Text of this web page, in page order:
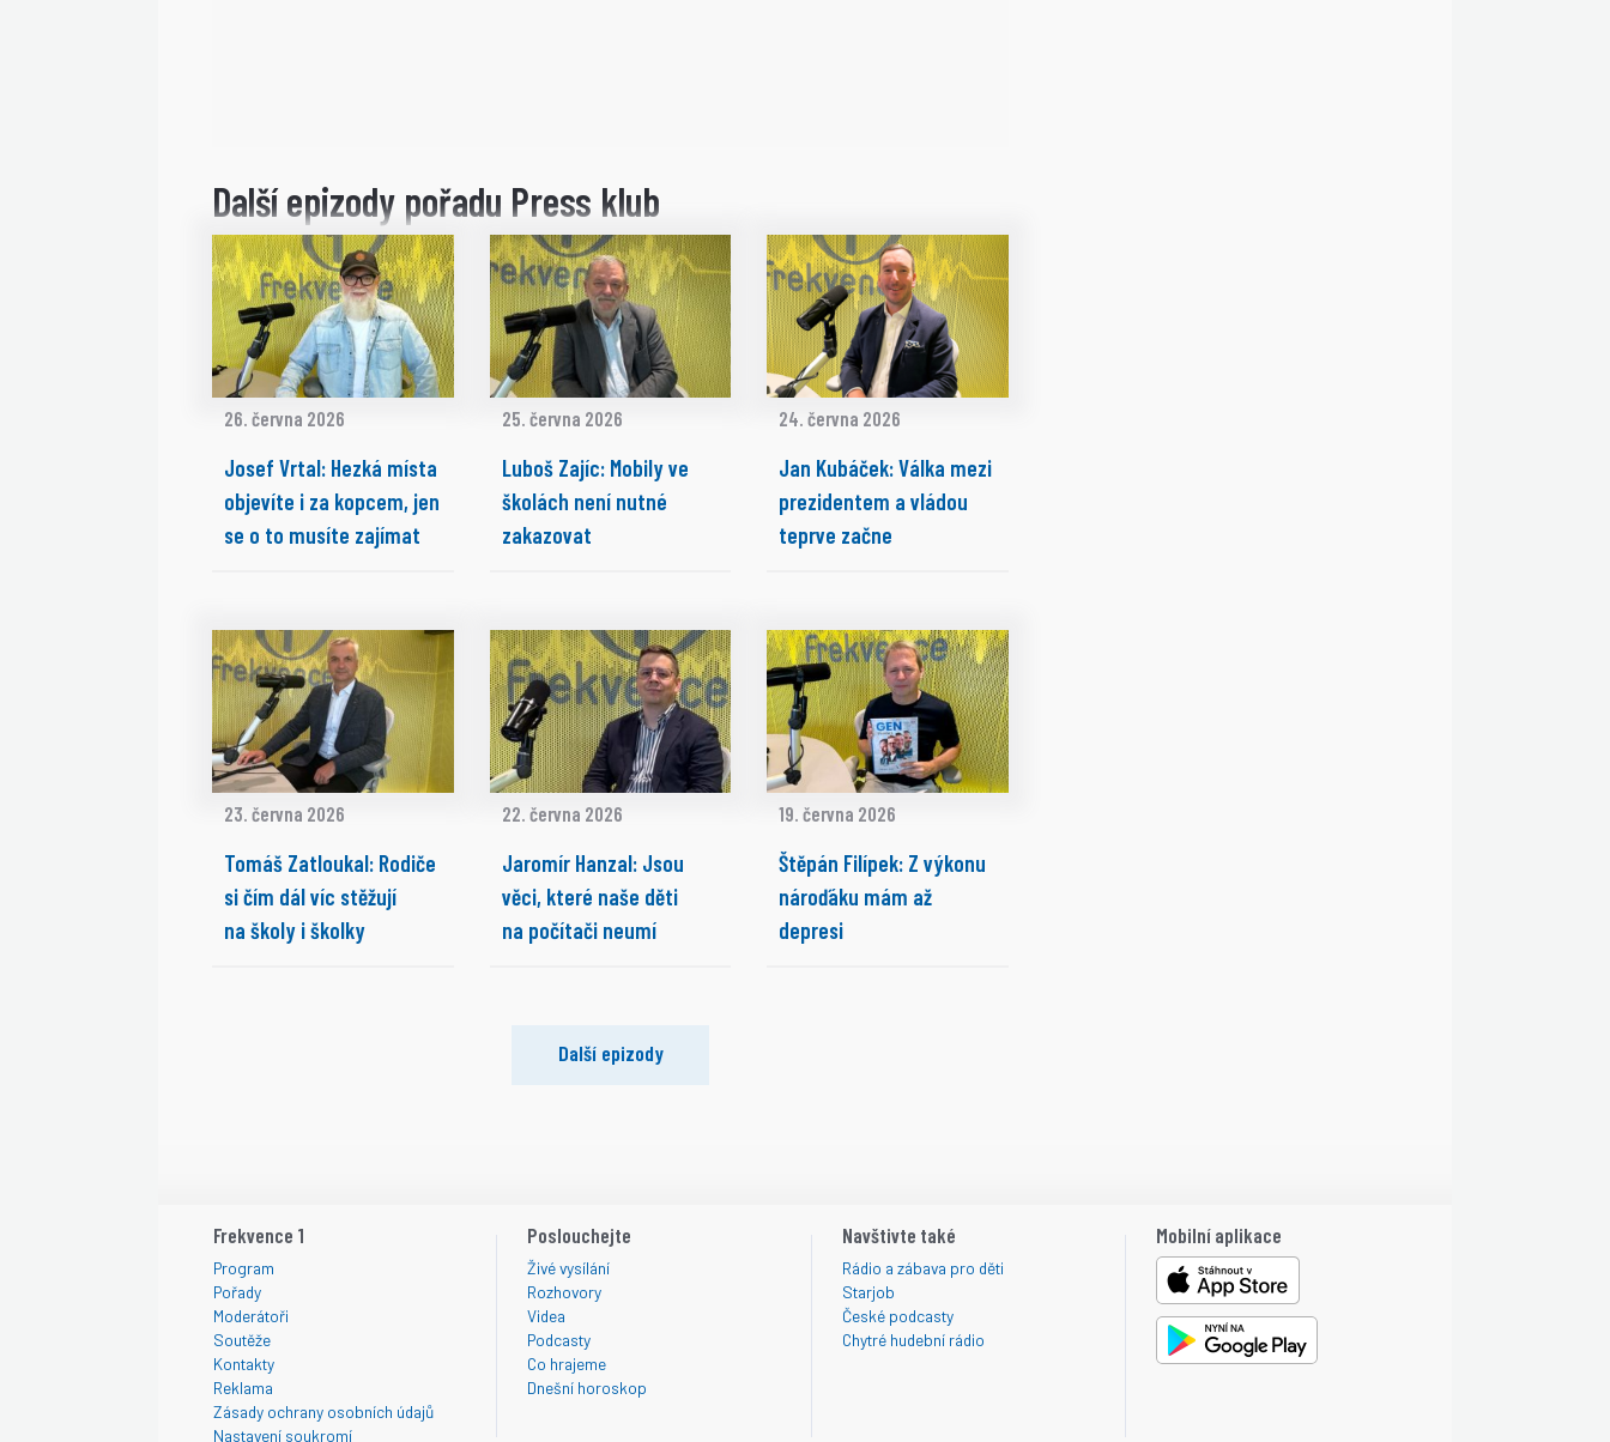
Další epizody pořadu Press klub
26. června 2026
Josef Vrtal: Hezká místa
objevíte i za kopcem, jen
se o to musíte zajímat
25. června 2026
Luboš Zajíc: Mobily ve
školách není nutné
zakazovat
24. června 2026
Jan Kubáček: Válka mezi
prezidentem a vládou
teprve začne
23. června 2026
Tomáš Zatloukal: Rodiče
si čím dál víc stěžují
na školy i školky
22. června 2026
Jaromír Hanzal: Jsou
věci, které naše děti
na počítači neumí
19. června 2026
Štěpán Filípek: Z výkonu
nároďáku mám až
depresi
Další epizody
Frekvence 1
Program
Pořady
Moderátoři
Soutěže
Kontakty
Reklama
Zásady ochrany osobních údajů
Nastavení soukromí
Poslouchejte
Živé vysílání
Rozhovory
Videa
Podcasty
Co hrajeme
Dnešní horoskop
Navštivte také
Rádio a zábava pro děti
Starjob
České podcasty
Chytré hudební rádio
Mobilní aplikace